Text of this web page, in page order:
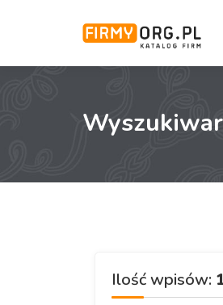
Ilość wpisów: